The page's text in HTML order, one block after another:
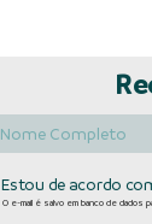
Estou de acordo
O e-mail é salvo em banco de dados